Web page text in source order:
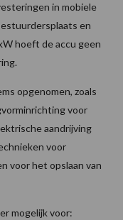
in mobiele
en
hoeft de accu geen
opgenomen, zoals
voor
aandrijving
voor
voor het opslaan van
mogelijk voor: